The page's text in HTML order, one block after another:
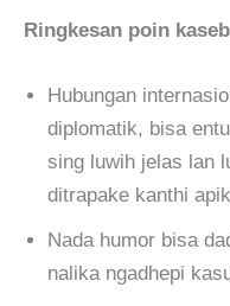
Ringkesan poin
Hubungan
diplomatik, bisa
sing luwih jelas lan
ditrapake kanthi
Nada humor bisa
nalika ngadhepi